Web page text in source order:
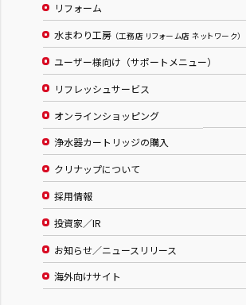
リフォーム
水まわり工房 （工務店 リフォーム店 ネットワーク）
ユーザー様向け（サポートメニュー）
リフレッシュサービス
オンラインショッピング
浄水器カートリッジの購入
クリナップについて
採用情報
投資家／IR
お知らせ／ニュースリリース
海外向けサイト